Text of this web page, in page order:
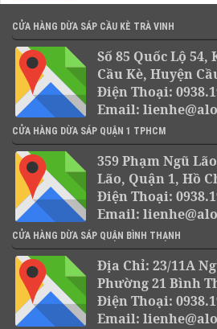
CỬA HÀNG DỪA SÁP CẦU KÈ TRÀ VINH
Số 85 Quốc Lộ
Cầu Kè, Huyện
Điện Thoại:
Email:
CỬA HÀNG DỪA SÁP QUẬN 1 TPHCM
359 Phạm Ngũ
Lão, Quận 1, Hồ
Điện Thoại:
Email:
CỬA HÀNG DỪA SÁP QUẬN BÌNH THẠNH
Địa Chỉ: 23/11A
Phường 21 Bình
Điện Thoại:
Email: